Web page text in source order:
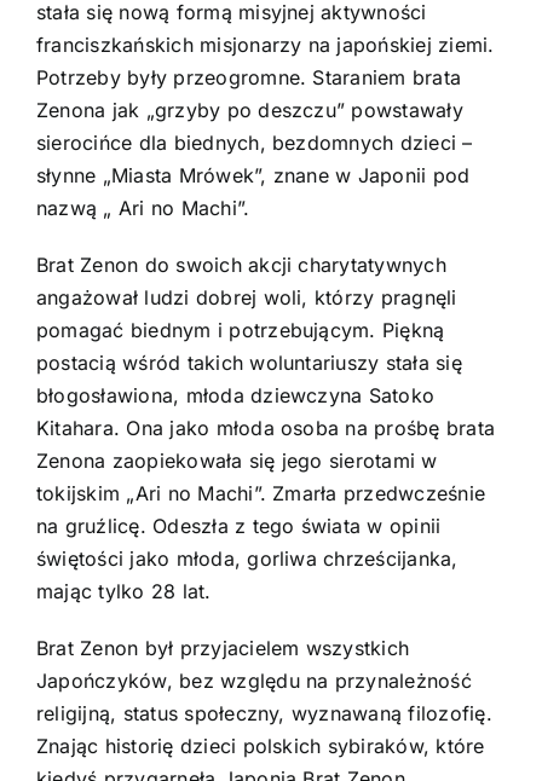
stała się nową formą misyjnej aktywności
franciszkańskich misjonarzy na japońskiej ziemi.
Potrzeby były przeogromne. Staraniem brata
Zenona jak „grzyby po deszczu” powstawały
sierocińce dla biednych, bezdomnych dzieci –
słynne „Miasta Mrówek”, znane w Japonii pod
nazwą „ Ari no Machi”.
Brat Zenon do swoich akcji charytatywnych
angażował ludzi dobrej woli, którzy pragnęli
pomagać biednym i potrzebującym. Piękną
postacią wśród takich woluntariuszy stała się
błogosławiona, młoda dziewczyna Satoko
Kitahara. Ona jako młoda osoba na prośbę brata
Zenona zaopiekowała się jego sierotami w
tokijskim „Ari no Machi”. Zmarła przedwcześnie
na gruźlicę. Odeszła z tego świata w opinii
świętości jako młoda, gorliwa chrześcijanka,
mając tylko 28 lat.
Brat Zenon był przyjacielem wszystkich
Japończyków, bez względu na przynależność
religijną, status społeczny, wyznawaną filozofię.
Znając historię dzieci polskich sybiraków, które